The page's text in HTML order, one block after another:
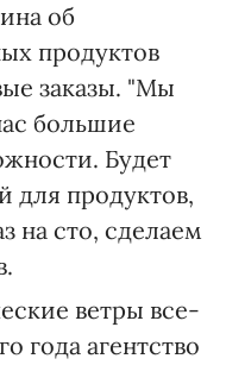
об
продуктов
заказы. "Мы
большие
Будет
для продуктов,
на сто, сделаем
ветры все-
года агентство